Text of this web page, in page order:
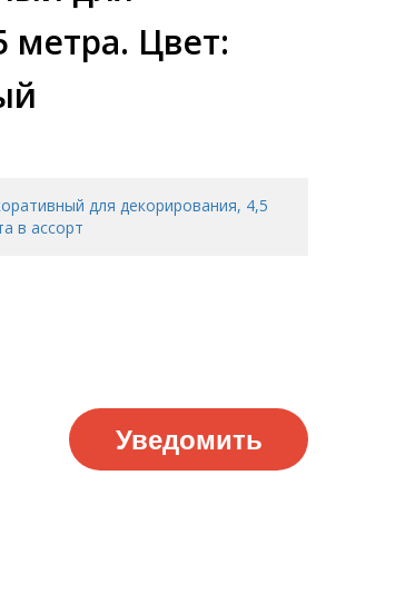
метра. Цвет:
для декорирования, 4,5
в ассорт
Уведомить